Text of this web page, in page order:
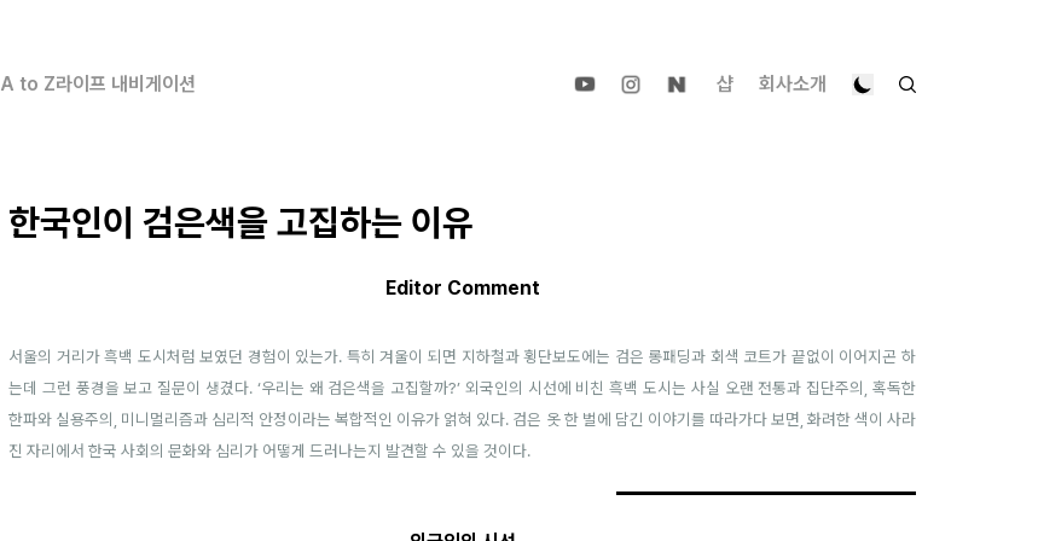
A to Z라이프 내비게이션 샵 회사소개
한국인이 검은색을 고집하는 이유
Editor Comment
서울의 거리가 흑백 도시처럼 보였던 경험이 있는가. 특히 겨울이 되면 지하철과 횡단보도에는 검은 롱패딩과 회색 코트가 끝없이 이어지곤 하
는데 그런 풍경을 보고 질문이 생겼다. ‘우리는 왜 검은색을 고집할까?’ 외국인의 시선에 비친 흑백 도시는 사실 오랜 전통과 집단주의, 혹독한
한파와 실용주의, 미니멀리즘과 심리적 안정이라는 복합적인 이유가 얽혀 있다. 검은 옷 한 벌에 담긴 이야기를 따라가다 보면, 화려한 색이 사라
진 자리에서 한국 사회의 문화와 심리가 어떻게 드러나는지 발견할 수 있을 것이다.